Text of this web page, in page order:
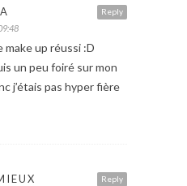
Reply
make up réussi :D
un peu foiré sur mon
j’étais pas hyper fière
Reply